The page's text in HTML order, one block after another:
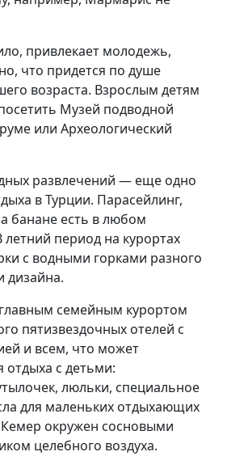
привлекает молодежь,
что придется по душе
возраста. Взрослым детям
Музей подводной
или Археологический
развлечений — еще одно
в Турции. Парасейлинг,
банане есть в любом
летний период на курортах
с водными горками разного
дизайна.
семейным курортом
пятизвездочных отелей с
и всем, что может
отдыха с детьми:
люльки, специальное
для маленьких отдыхающих
Кемер окружен сосновыми
целебного воздуха.